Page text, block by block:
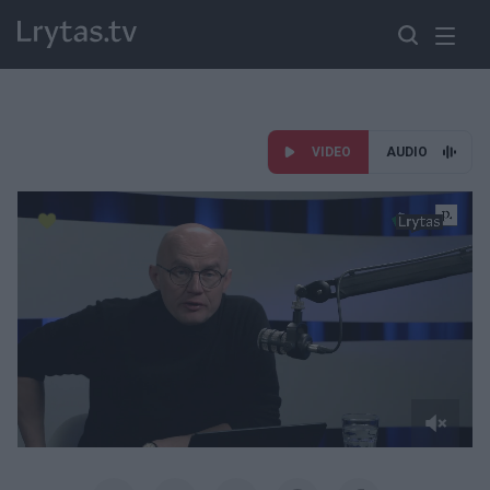
VIDEO AUDIO
Paremkite Ukrainą